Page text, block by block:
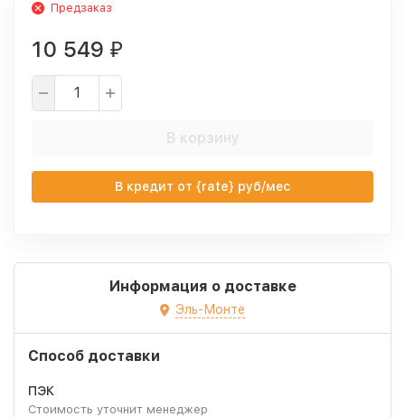
Предзаказ
10 549 ₽
В корзину
В кредит от {rate} руб/мес
Информация о доставке
Эль-Монте
Способ доставки
ПЭК
Стоимость уточнит менеджер